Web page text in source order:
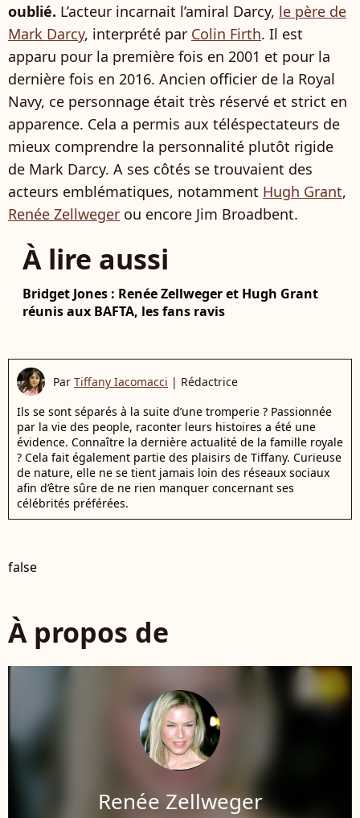
oublié. L’acteur incarnait l’amiral Darcy, le père de
Mark Darcy, interprété par Colin Firth. Il est
apparu pour la première fois en 2001 et pour la
dernière fois en 2016. Ancien officier de la Royal
Navy, ce personnage était très réservé et strict en
apparence. Cela a permis aux téléspectateurs de
mieux comprendre la personnalité plutôt rigide
de Mark Darcy. A ses côtés se trouvaient des
acteurs emblématiques, notamment Hugh Grant,
Renée Zellweger ou encore Jim Broadbent.
À lire aussi
Bridget Jones : Renée Zellweger et Hugh Grant
réunis aux BAFTA, les fans ravis
Par Tiffany Iacomacci | Rédactrice
Ils se sont séparés à la suite d’une tromperie ? Passionnée
par la vie des people, raconter leurs histoires a été une
évidence. Connaître la dernière actualité de la famille royale
? Cela fait également partie des plaisirs de Tiffany. Curieuse
de nature, elle ne se tient jamais loin des réseaux sociaux
afin d’être sûre de ne rien manquer concernant ses
célébrités préférées.
false
À propos de
Renée Zellweger